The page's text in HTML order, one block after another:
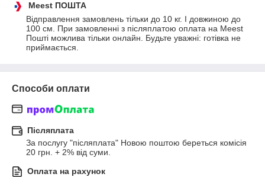
Meest ПОШТА
Відправлення замовлень тільки до 10 кг. І довжиною до
100 см. При замовленні з післяплатою оплата на Meest
Пошті можлива тільки онлайн. Будьте уважні: готівка не
приймається.
Способи оплати
Післяплата
За послугу "післяплата" Новою поштою береться комісія
20 грн. + 2% від суми.
Оплата на рахунок